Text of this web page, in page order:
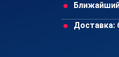
Доставка: